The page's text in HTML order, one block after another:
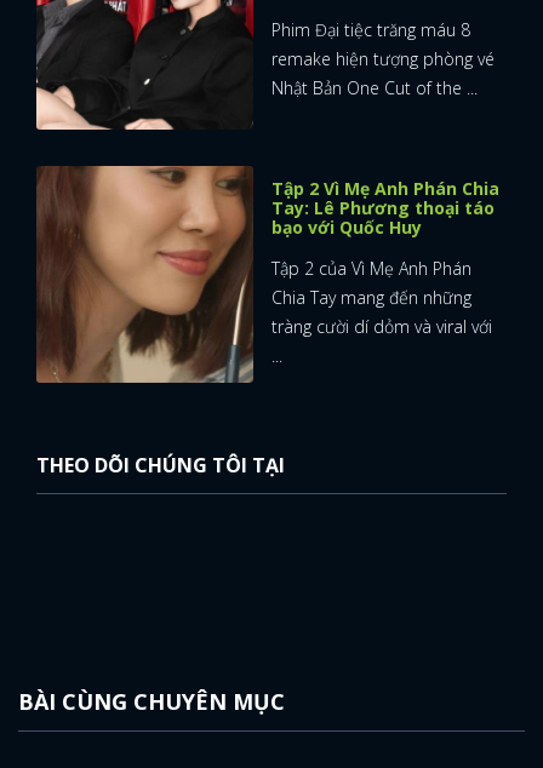
Phim Đại tiệc trăng máu 8
remake hiện tượng phòng vé
Nhật Bản One Cut of the ...
Tập 2 Vì Mẹ Anh Phán Chia
Tay: Lê Phương thoại táo
bạo với Quốc Huy
Tập 2 của Vì Mẹ Anh Phán
Chia Tay mang đến những
tràng cười dí dỏm và viral với
...
THEO DÕI CHÚNG TÔI TẠI
BÀI CÙNG CHUYÊN MỤC